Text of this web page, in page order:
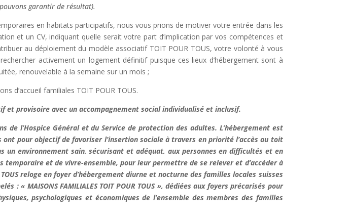
garantir de résultat).
en habitats participatifs, nous vous prions de motiver votre entrée dans les
et un CV, indiquant quelle serait votre part d’implication par vos compétences et
au déploiement du modèle associatif TOIT POUR TOUS, votre volonté à vous
activement un logement définitif puisque ces lieux d’hébergement sont à
renouvelable à la semaine sur un mois ;
d’accueil familiales TOIT POUR TOUS.
et provisoire avec un accompagnement social individualisé et inclusif.
de l’Hospice Général et du Service de protection des adultes. L’hébergement est
pour objectif de favoriser l’insertion sociale à travers en priorité l’accès au toit
environnement sain, sécurisant et adéquat, aux personnes en difficultés et en
et de vivre-ensemble, pour leur permettre de se relever et d’accéder à
reloge en foyer d’hébergement diurne et nocturne des familles locales suisses
« MAISONS FAMILIALES TOIT POUR TOUS », dédiées aux foyers précarisés pour
psychologiques et économiques de l’ensemble des membres des familles